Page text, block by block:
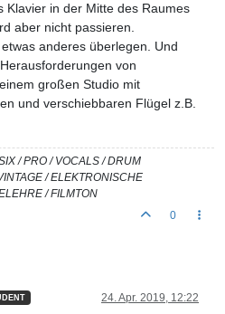
Klavier in der Mitte des Raumes
aber nicht passieren.
anderes überlegen. Und
von
großen Studio mit
und verschiebbaren Flügel z.B.
/ PRO / VOCALS / DRUM
/ ELEKTRONISCHE
/ FILMTON
0
24. Apr. 2019, 12:22